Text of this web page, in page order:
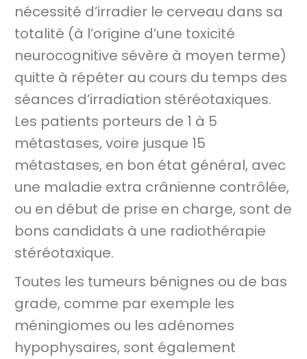
nécessité d’irradier le cerveau dans sa
totalité (à l’origine d’une toxicité
neurocognitive sévère à moyen terme)
quitte à répéter au cours du temps des
séances d’irradiation stéréotaxiques.
Les patients porteurs de 1 à 5
métastases, voire jusque 15
métastases, en bon état général, avec
une maladie extra crânienne contrôlée,
ou en début de prise en charge, sont de
bons candidats à une radiothérapie
stéréotaxique.
Toutes les tumeurs bénignes ou de bas
grade, comme par exemple les
méningiomes ou les adénomes
hypophysaires, sont également